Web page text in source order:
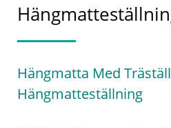
Hängmatta Med
Hängmatteställning